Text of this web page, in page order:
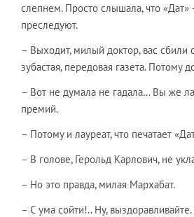
слепнем. Просто слышала, что «Дат»
преследуют.
– Выходит, милый доктор, вас сбили
зубастая, передовая газета. Потому
– Вот не думала не гадала… Вы же
премий.
– Потому и лауреат, что печатает
– В голове, Герольд Карлович, не
– Но это правда, милая Мархабат.
– С ума сойти!.. Ну, выздоравливайте.